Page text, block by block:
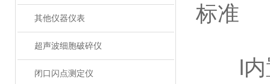
其他仪器仪表
超声波细胞破碎仪
闭口闪点测定仪
标准
l内置